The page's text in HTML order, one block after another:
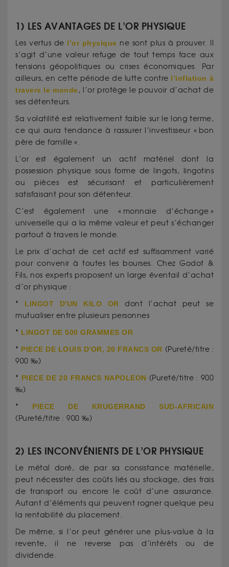
1) LES AVANTAGES DE L’OR PHYSIQUE
Les vertus de l’or physique ne sont plus à prouver. Il
s’agit d’une valeur refuge de tout temps face aux
tensions géopolitiques ou crises économiques. Par
ailleurs, en cette période de lutte contre l’inflation à
travers le monde, l’or protège le pouvoir d’achat de
ses détenteurs.
Sa volatilité est relativement faible sur le long terme,
ce qui aura tendance à rassurer l’investisseur « bon
père de famille ».
L’or est également un actif matériel dont la
possession physique sous forme de lingots, lingotins
ou pièces est sécurisant et particulièrement
satisfaisant pour son détenteur.
C’est également une « monnaie d’échange »
universelle qui a la même valeur et peut s’échanger
partout à travers le monde.
Le prix d’achat de cet actif est suffisamment varié
pour convenir à toutes les bourses. Chez Godot &
Fils, nos experts proposent un large éventail d’achat
d’or physique :
* LINGOT D'UN KILO OR dont l’achat peut se
mutualiser entre plusieurs personnes
* LINGOT DE 500 GRAMMES OR
* PIECE DE LOUIS D'OR, 20 FRANCS OR (Pureté/titre :
900 ‰)
* PIECE DE 20 FRANCS NAPOLEON (Pureté/titre : 900
‰)
* PIECE DE KRUGERRAND SUD-AFRICAIN
(Pureté/titre : 900 ‰)
2) LES INCONVÉNIENTS DE L’OR PHYSIQUE
Le métal doré, de par sa consistance matérielle,
peut nécessiter des coûts liés au stockage, des frais
de transport ou encore le coût d’une assurance.
Autant d’éléments qui peuvent rogner quelque peu
la rentabilité du placement.
De même, si l’or peut générer une plus-value à la
revente, il ne reverse pas d’intérêts ou de
dividende.